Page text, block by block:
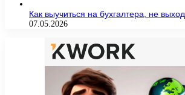
Как выучиться на бухгалтера, не
07.05.2026